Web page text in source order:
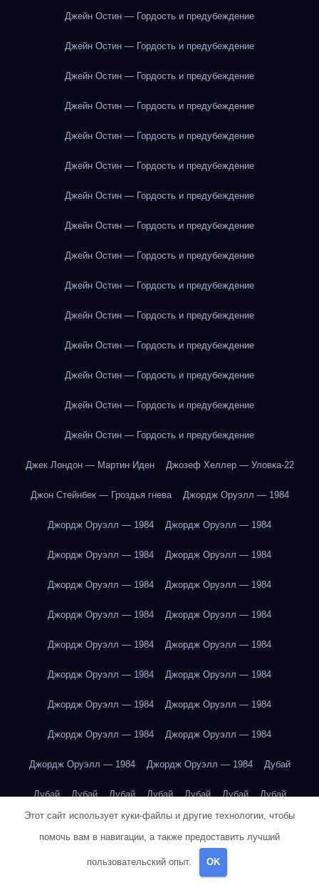
Джейн Остин — Гордость и предубеждение
Джейн Остин — Гордость и предубеждение
Джейн Остин — Гордость и предубеждение
Джейн Остин — Гордость и предубеждение
Джейн Остин — Гордость и предубеждение
Джейн Остин — Гордость и предубеждение
Джейн Остин — Гордость и предубеждение
Джейн Остин — Гордость и предубеждение
Джейн Остин — Гордость и предубеждение
Джейн Остин — Гордость и предубеждение
Джейн Остин — Гордость и предубеждение
Джейн Остин — Гордость и предубеждение
Джейн Остин — Гордость и предубеждение
Джейн Остин — Гордость и предубеждение
Джейн Остин — Гордость и предубеждение
Джек Лондон — Мартин Иден Джозеф Хеллер — Уловка-22
Джон Стейнбек — Гроздья гнева Джордж Оруэлл — 1984
Джордж Оруэлл — 1984 Джордж Оруэлл — 1984
Джордж Оруэлл — 1984 Джордж Оруэлл — 1984
Джордж Оруэлл — 1984 Джордж Оруэлл — 1984
Джордж Оруэлл — 1984 Джордж Оруэлл — 1984
Джордж Оруэлл — 1984 Джордж Оруэлл — 1984
Джордж Оруэлл — 1984 Джордж Оруэлл — 1984
Джордж Оруэлл — 1984 Джордж Оруэлл — 1984
Джордж Оруэлл — 1984 Джордж Оруэлл — 1984
Джордж Оруэлл — 1984 Джордж Оруэлл — 1984 Дубай
Дубай Дубай Дубай Дубай Дубай Дубай Дубай
Дубай Дубай Дубай
Этот сайт использует куки-файлы и другие технологии, чтобы
помочь вам в навигации, а также предоставить лучший
пользовательский опыт. OK